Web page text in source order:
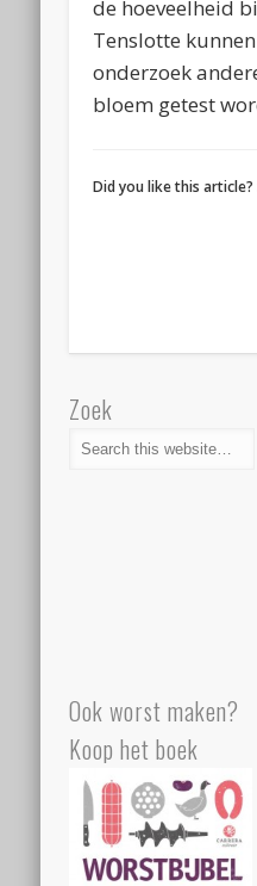
de hoeveelheid
Tenslotte
onderzoek
bloem getest
Did you like this
Zoek
Ook worst maken?
Koop het boek